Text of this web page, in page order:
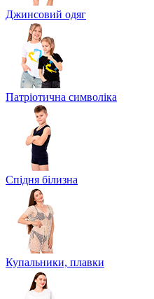
Джинсовий одяг
Патріотична символіка
Спідня білизна
Купальники, плавки